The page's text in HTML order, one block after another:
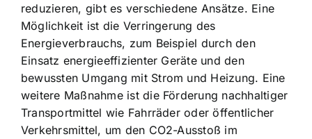
reduzieren, gibt es verschiedene Ansätze. Eine
Möglichkeit ist die Verringerung des
Energieverbrauchs, zum Beispiel durch den
Einsatz energieeffizienter Geräte und den
bewussten Umgang mit Strom und Heizung. Eine
weitere Maßnahme ist die Förderung nachhaltiger
Transportmittel wie Fahrräder oder öffentlicher
Verkehrsmittel, um den CO2-Ausstoß im